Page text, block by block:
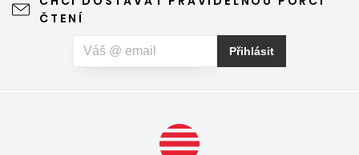
ČTENÍ
Přihlásit